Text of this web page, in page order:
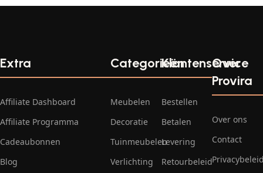
Extra
Affiliate Dashboard
Affiliate Programma
Cadeaubonnen
Blog
Categorieën
Meubelen
Decoratie
Tuinmeubelen
Verlichting
Klantenservice
Bestellen
Betalen
Levering
Retourbeleid
Over
Provira
Over ons
Contact